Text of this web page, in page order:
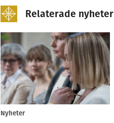
Relaterade nyheter
Nyheter